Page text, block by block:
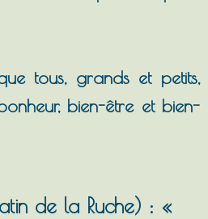
tous, grands et petits,
bien-être et bien-
de la Ruche) : «